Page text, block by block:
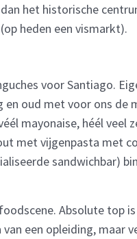
het historische
heden een vismarkt).
voor Santiago.
oud met voor ons de
mayonaise, héél veel
met vijgenpasta met
sandwichbar)
Absolute top is
een opleiding, maar